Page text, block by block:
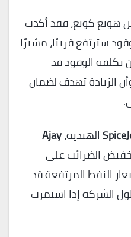
هونغ كونغ، فقد أكدت
سترتفع قريبًا، مشيرًا
تكلفة الوقود قد
الزيادة تهدف لضمان
الهندية،Ajay
الضرائب على
النفط المرتفعة قد
الشركة إذا استمرت